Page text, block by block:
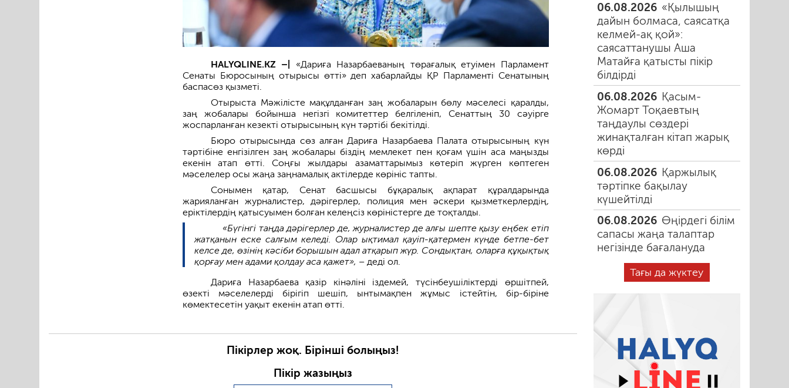
HALYQLINE.KZ –|
«Дариға Назарбаеваның төрағалық етуімен Парламент
Сенаты Бюросының отырысы өтті» деп хабарлайды ҚР Парламенті Сенатының
баспасөз қызметі.
Отырыста Мәжілісте мақұлданған заң жобаларын бөлу мәселесі қаралды,
заң жобалары бойынша негізгі комитеттер белгіленіп, Сенаттың 30 сәуірге
жоспарланған кезекті отырысының күн тәртібі бекітілді.
Бюро отырысында сөз алған Дариға Назарбаева Палата отырысының күн
тәртібіне енгізілген заң жобалары біздің мемлекет пен қоғам үшін аса маңызды
екенін атап өтті. Соңғы жылдары азаматтарымыз көтеріп жүрген көптеген
мәселелер осы жаңа заңнамалық актілерде көрініс тапты.
Сонымен қатар, Сенат басшысы бұқаралық ақпарат құралдарында
жарияланған журналистер, дәрігерлер, полиция мен әскери қызметкерлердің,
еріктілердің қатысуымен болған келеңсіз көріністерге де тоқталды.
«Бүгінгі таңда дәрігерлер де, журналистер де алғы шепте қызу еңбек етіп
жатқанын еске салғым келеді. Олар ықтимал қауіп-қатермен күнде бетпе-бет
келсе де, өзінің кәсіби борышын адал атқарып жүр. Сондықтан, оларға құқықтық
қорғау мен адами қолдау аса қажет», – деді ол.
Дариға Назарбаева қазір кінәліні іздемей, түсінбеушіліктерді өршітпей,
өзекті мәселелерді бірігіп шешіп, ынтымақпен жұмыс істейтін, бір-біріне
көмектесетін уақыт екенін атап өтті.
Пікірлер жоқ. Бірінші болыңыз!
Пікір жазыңыз
06.08.2026 «Қылышың
дайын болмаса, саясатқа
келмей-ақ қой»:
саясаттанушы Аша
Матайға қатысты пікір
білдірді
06.08.2026 Қасым-
Жомарт Тоқаевтың
таңдаулы сөздері
жинақталған кітап жарық
көрді
06.08.2026 Қаржылық
тәртіпке бақылау
күшейтілді
06.08.2026 Өңірдегі білім
сапасы жаңа талаптар
негізінде бағалануда
Тағы да жүктеу